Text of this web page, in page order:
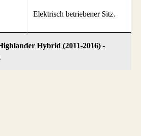
Elektrisch betriebener Sitz.
Hybrid (2011-2016) -